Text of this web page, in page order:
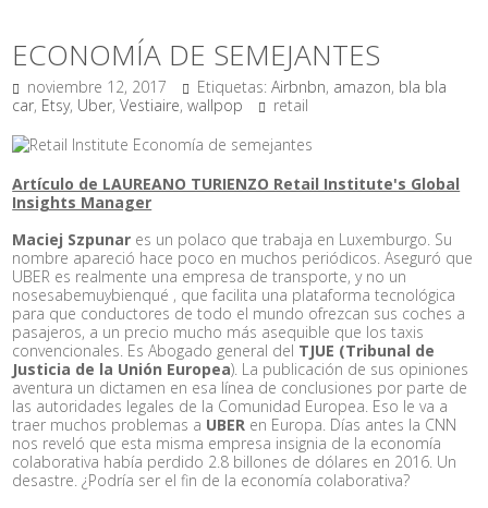
ECONOMÍA DE SEMEJANTES
noviembre 12, 2017 Etiquetas:Airbnbn, amazon, bla bla
car, Etsy, Uber,Vestiaire,wallpop retail
Artículo de LAUREANO TURIENZO Retail Institute's Global
Insights Manager
Maciej Szpunar es un polaco que trabaja en Luxemburgo. Su
nombre apareció hace poco en muchos periódicos. Aseguró que
UBER es realmente una empresa de transporte, y no un
nosesabemuybienqué , que facilita una plataforma tecnológica
para que conductores de todo el mundo ofrezcan sus coches a
pasajeros, a un precio mucho más asequible que los taxis
convencionales. Es Abogado general del TJUE (Tribunal de
Justicia de la Unión Europea). La publicación de sus opiniones
aventura un dictamen en esa línea de conclusiones por parte de
las autoridades legales de la Comunidad Europea. Eso le va a
traer muchos problemas a UBER en Europa. Días antes la CNN
nos reveló que esta misma empresa insignia de la economía
colaborativa había perdido 2.8 billones de dólares en 2016. Un
desastre. ¿Podría ser el fin de la economía colaborativa?